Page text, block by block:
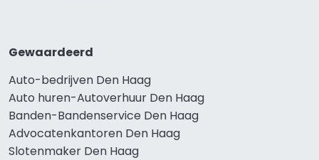
Gewaardeerd
Auto-bedrijven Den Haag
Auto huren-Autoverhuur Den Haag
Banden-Bandenservice Den Haag
Advocatenkantoren Den Haag
Slotenmaker Den Haag